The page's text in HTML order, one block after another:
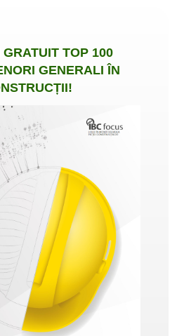
GRATUIT TOP 100
GENERALI ÎN
!